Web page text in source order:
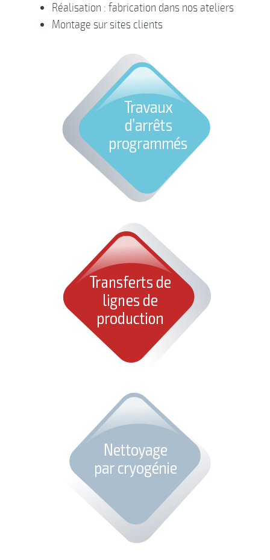
Réalisation : fabrication dans nos ateliers
Montage sur sites clients